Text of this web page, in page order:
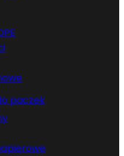
paczek